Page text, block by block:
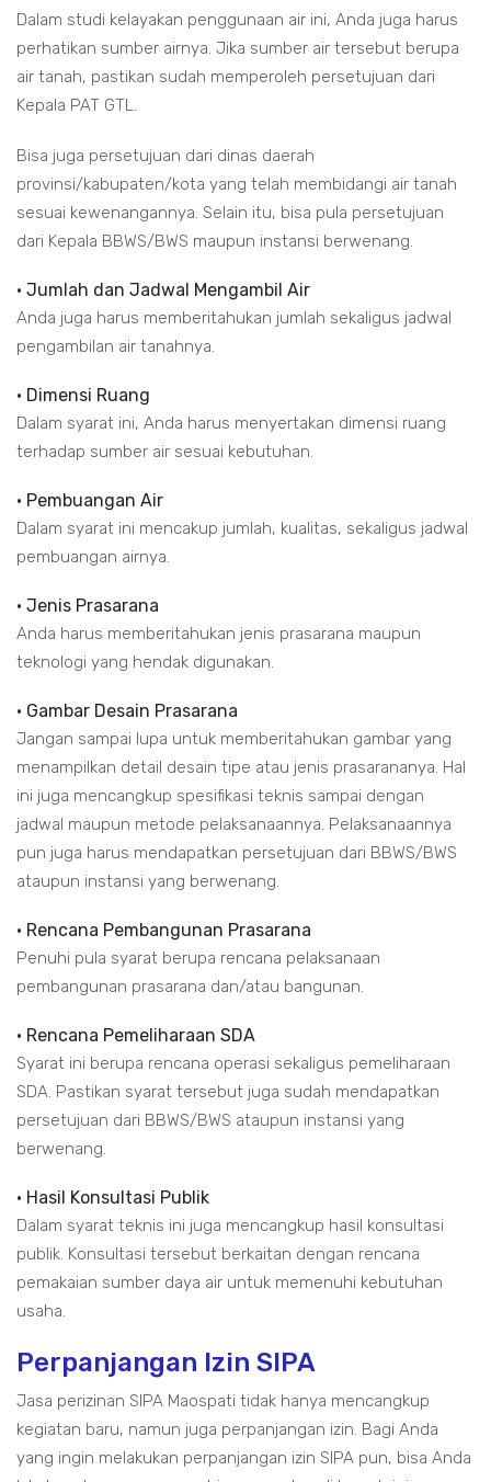
Dalam studi kelayakan penggunaan air ini, Anda juga harus
perhatikan sumber airnya. Jika sumber air tersebut berupa
air tanah, pastikan sudah memperoleh persetujuan dari
Kepala PAT GTL.
Bisa juga persetujuan dari dinas daerah
provinsi/kabupaten/kota yang telah membidangi air tanah
sesuai kewenangannya. Selain itu, bisa pula persetujuan
dari Kepala BBWS/BWS maupun instansi berwenang.
• Jumlah dan Jadwal Mengambil Air
Anda juga harus memberitahukan jumlah sekaligus jadwal
pengambilan air tanahnya.
• Dimensi Ruang
Dalam syarat ini, Anda harus menyertakan dimensi ruang
terhadap sumber air sesuai kebutuhan.
• Pembuangan Air
Dalam syarat ini mencakup jumlah, kualitas, sekaligus jadwal
pembuangan airnya.
• Jenis Prasarana
Anda harus memberitahukan jenis prasarana maupun
teknologi yang hendak digunakan.
• Gambar Desain Prasarana
Jangan sampai lupa untuk memberitahukan gambar yang
menampilkan detail desain tipe atau jenis prasarananya. Hal
ini juga mencangkup spesifikasi teknis sampai dengan
jadwal maupun metode pelaksanaannya. Pelaksanaannya
pun juga harus mendapatkan persetujuan dari BBWS/BWS
ataupun instansi yang berwenang.
• Rencana Pembangunan Prasarana
Penuhi pula syarat berupa rencana pelaksanaan
pembangunan prasarana dan/atau bangunan.
• Rencana Pemeliharaan SDA
Syarat ini berupa rencana operasi sekaligus pemeliharaan
SDA. Pastikan syarat tersebut juga sudah mendapatkan
persetujuan dari BBWS/BWS ataupun instansi yang
berwenang.
• Hasil Konsultasi Publik
Dalam syarat teknis ini juga mencangkup hasil konsultasi
publik. Konsultasi tersebut berkaitan dengan rencana
pemakaian sumber daya air untuk memenuhi kebutuhan
usaha.
Perpanjangan Izin SIPA
Jasa perizinan SIPA Maospati tidak hanya mencangkup
kegiatan baru, namun juga perpanjangan izin. Bagi Anda
yang ingin melakukan perpanjangan izin SIPA pun, bisa Anda